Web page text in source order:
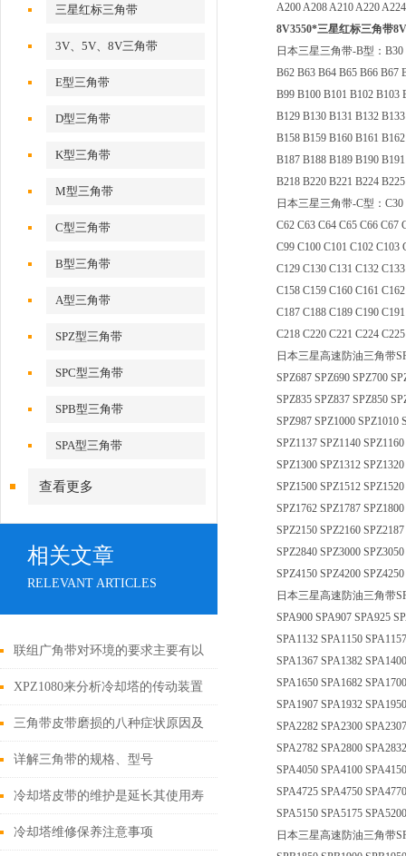
三星红标三角带
3V、5V、8V三角带
E型三角带
D型三角带
K型三角带
M型三角带
C型三角带
B型三角带
A型三角带
SPZ型三角带
SPC型三角带
SPB型三角带
SPA型三角带
查看更多
相关文章
RELEVANT ARTICLES
联组广角带对环境的要求主要有以
下几个方面
XPZ1080来分析冷却塔的传动装置
三角带皮带磨损的八种症状原因及
解决措施
详解三角带的规格、型号
冷却塔皮带的维护是延长其使用寿
命的关键
冷却塔维修保养注意事项
A200 A208 A210 A220
8V3550*三星红标三角带
日本三星三角带-B型：B30
B62 B63 B64 B65 B66 B67
B99 B100 B101 B102 B103
B129 B130 B131 B132
B158 B159 B160 B161
B187 B188 B189 B190
B218 B220 B221 B224
日本三星三角带-C型：C30
C62 C63 C64 C65 C66 C67
C99 C100 C101 C102 C103
C129 C130 C131 C132
C158 C159 C160 C161
C187 C188 C189 C190
C218 C220 C221 C224
日本三星高速防油三角带
SPZ687 SPZ690 SPZ700
SPZ835 SPZ837 SPZ850
SPZ987 SPZ1000 SPZ1010
SPZ1137 SPZ1140
SPZ1300 SPZ1312
SPZ1500 SPZ1512
SPZ1762 SPZ1787
SPZ2150 SPZ2160
SPZ2840 SPZ3000
SPZ4150 SPZ4200
日本三星高速防油三角带
SPA900 SPA907 SPA925
SPA1132 SPA1150
SPA1367 SPA1382
SPA1650 SPA1682
SPA1907 SPA1932
SPA2282 SPA2300
SPA2782 SPA2800
SPA4050 SPA4100
SPA4725 SPA4750
SPA5150 SPA5175 SPA5200
日本三星高速防油三角带